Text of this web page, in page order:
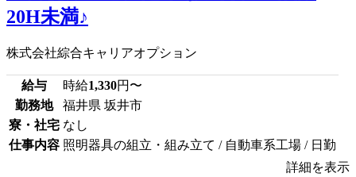
20H未満♪
株式会社綜合キャリアオプション
給与 時給1,330円〜
勤務地
福井県 坂井市
寮・社宅 なし
仕事内容 照明器具の組立・組み立て / 自動車系工場 / 日勤
詳細を表示